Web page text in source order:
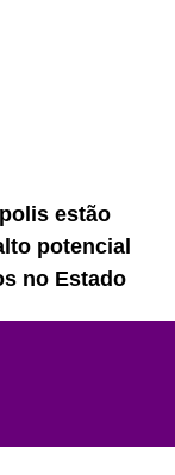
estão
potencial
no Estado